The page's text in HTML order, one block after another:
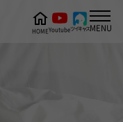
HOMEYoutubeツイキャスMENU